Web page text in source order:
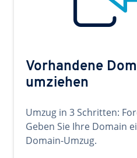
Vorhandene
umziehen
Umzug in 3 Schritten:
Geben Sie Ihre Domain
Domain-Umzug.